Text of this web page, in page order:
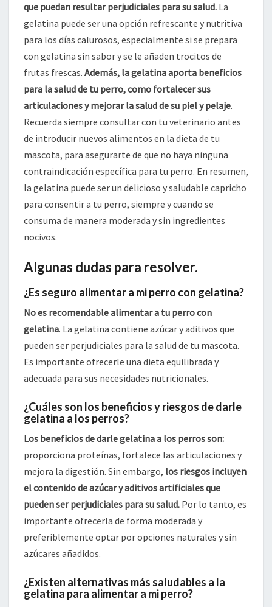
que puedan resultar perjudiciales para su salud. La
gelatina puede ser una opción refrescante y nutritiva
para los días calurosos, especialmente si se prepara
con gelatina sin sabor y se le añaden trocitos de
frutas frescas. Además, la gelatina aporta beneficios
para la salud de tu perro, como fortalecer sus
articulaciones y mejorar la salud de su piel y pelaje.
Recuerda siempre consultar con tu veterinario antes
de introducir nuevos alimentos en la dieta de tu
mascota, para asegurarte de que no haya ninguna
contraindicación específica para tu perro. En resumen,
la gelatina puede ser un delicioso y saludable capricho
para consentir a tu perro, siempre y cuando se
consuma de manera moderada y sin ingredientes
nocivos.
Algunas dudas para resolver.
¿Es seguro alimentar a mi perro con gelatina?
No es recomendable alimentar a tu perro con
gelatina. La gelatina contiene azúcar y aditivos que
pueden ser perjudiciales para la salud de tu mascota.
Es importante ofrecerle una dieta equilibrada y
adecuada para sus necesidades nutricionales.
¿Cuáles son los beneficios y riesgos de darle
gelatina a los perros?
Los beneficios de darle gelatina a los perros son:
proporciona proteínas, fortalece las articulaciones y
mejora la digestión. Sin embargo, los riesgos incluyen
el contenido de azúcar y aditivos artificiales que
pueden ser perjudiciales para su salud. Por lo tanto, es
importante ofrecerla de forma moderada y
preferiblemente optar por opciones naturales y sin
azúcares añadidos.
¿Existen alternativas más saludables a la
gelatina para alimentar a mi perro?